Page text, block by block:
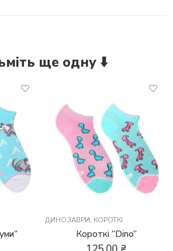
ще одну ⬇️
ДИНОЗАВРИ, КОРОТКІ
Короткі “Dino”